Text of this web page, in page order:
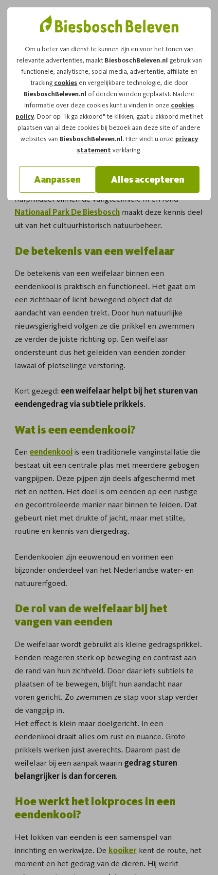
Om u beter van dienst te kunnen zijn en voor het tonen van
relevante advertenties, maakt BiesboschBeleven.nl gebruik van
functionele, analytische, social media, advertentie, affiliate en
tracking cookies en vergelijkbare technologie, die door
BiesboschBeleven.nl of derden worden geplaatst. Nadere
informatie over deze cookies kunt u vinden in onze cookies
policy. Door op "Ik ga akkoord" te klikken, gaat u akkoord met het
plaatsen van al deze cookies bij bezoek aan deze site of andere
websites van BiesboschBeleven.nl. Hier vindt u onze privacy
statementverklaring.
Aanpassen Alles accepteren
Wat is een weifelaar in
de eendenkooi?
Wat is een weifelaar?In de context van een
eendenkooi is een weifelaar een eenvoudig lokmiddel
dat wordt gebruikt om wilde eenden nieuwsgierig te
iemand die twijfelt, maar naar een traditioneel
hulpmiddel binnen de vangtechniek. In en rond
Nationaal Park De Biesbosch maakt deze kennis deel
uit van het cultuurhistorisch natuurbeheer.
De betekenis van een weifelaar
De betekenis van een weifelaar binnen een
eendenkooi is praktisch en functioneel. Het gaat om
een zichtbaar of licht bewegend object dat de
aandacht van eenden trekt. Door hun natuurlijke
nieuwsgierigheid volgen ze die prikkel en zwemmen
ze verder de juiste richting op. Een weifelaar
ondersteunt dus het geleiden van eenden zonder
lawaai of plotselinge verstoring.
Kort gezegd: een weifelaar helpt bij het sturen van
eendengedrag via subtiele prikkels.
Wat is een eendenkooi?
Een eendenkooi is een traditionele vanginstallatie die
bestaat uit een centrale plas met meerdere gebogen
vangpijpen. Deze pijpen zijn deels afgeschermd met
riet en netten. Het doel is om eenden op een rustige
en gecontroleerde manier naar binnen te leiden. Dat
gebeurt niet met drukte of jacht, maar met stilte,
routine en kennis van diergedrag.
Eendenkooien zijn eeuwenoud en vormen een
bijzonder onderdeel van het Nederlandse water- en
natuur­erfgoed.
De rol van de weifelaar bij het
vangen van eenden
De weifelaar wordt gebruikt als kleine gedragsprikkel.
Eenden reageren sterk op beweging en contrast aan
de rand van hun zichtveld. Door daar iets subtiels te
plaatsen of te bewegen, blijft hun aandacht naar
voren gericht. Zo zwemmen ze stap voor stap verder
de vangpijp in.
Het effect is klein maar doelgericht. In een
eendenkooi draait alles om rust en nuance. Grote
prikkels werken juist averechts. Daarom past de
weifelaar bij een aanpak waarin gedrag sturen
belangrijker is dan forceren.
Hoe werkt het lokproces in een
eendenkooi?
Het lokken van eenden is een samenspel van
inrichting en werkwijze. De kooiker kent de route, het
moment en het gedrag van de dieren. Hij werkt